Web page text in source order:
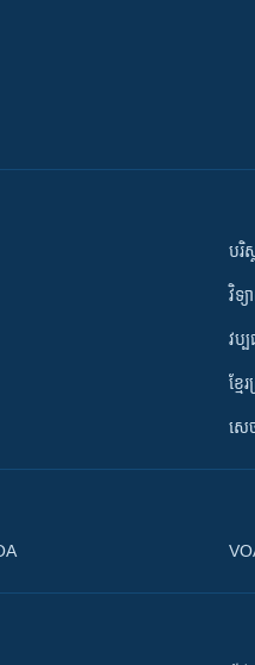
បរិស្
វិទ្យ
វប្
ខ្មែ
សេ